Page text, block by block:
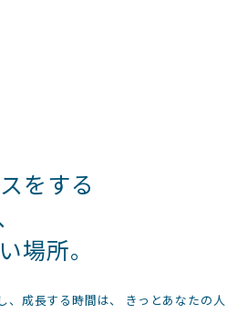
をする
場所。
、成長する時間は、 きっとあなたの人